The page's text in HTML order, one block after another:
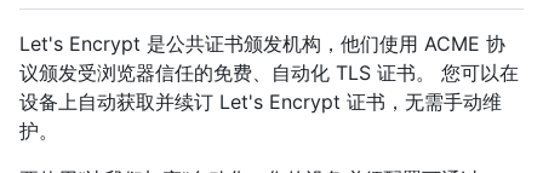
Let's Encrypt 是公共证书颁发机构，他们使用 ACME 协
议颁发受浏览器信任的免费、自动化 TLS 证书。 您可以在
设备上自动获取并续订 Let's Encrypt 证书，无需手动维
护。